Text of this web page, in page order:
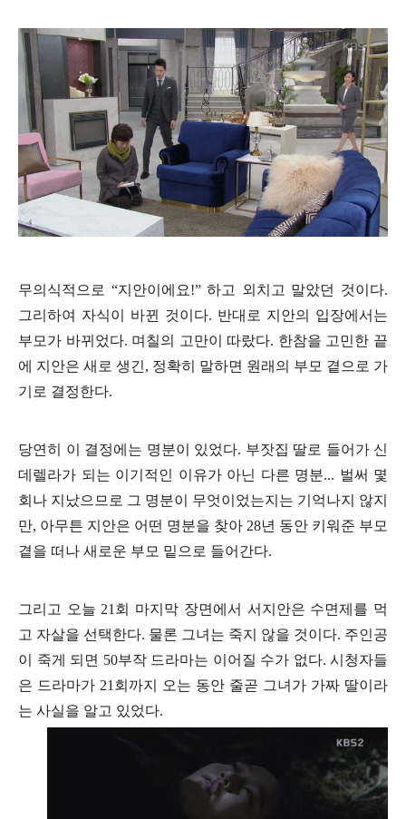
무의식적으로 “지안이에요!”하고 외치고 말았던 것이다.
그리하여 자식이 바뀐 것이다. 반대로 지안의 입장에서는
부모가 바뀌었다. 며칠의 고만이 따랐다. 한참을 고민한 끝
에 지안은 새로 생긴, 정확히 말하면 원래의 부모 곁으로 가
기로 결정한다.
당연히 이 결정에는 명분이 있었다. 부잣집 딸로 들어가 신
데렐라가 되는 이기적인 이유가 아닌 다른 명분... 벌써 몇
회나 지났으므로 그 명분이 무엇이었는지는 기억나지 않지
만, 아무튼 지안은 어떤 명분을 찾아 28년 동안 키워준 부모
곁을 떠나 새로운 부모 밑으로 들어간다.
그리고 오늘 21 회 마지막 장면에서 서지안은 수면제를 먹
고 자살을 선택한다. 물론 그녀는 죽지 않을 것이다. 주인공
이 죽게 되면 50부작 드라마는 이어질 수가 없다. 시청자들
은 드라마가 21 회까지 오는 동안 줄곧 그녀가 가짜 딸이라
는 사실을 알고 있었다.